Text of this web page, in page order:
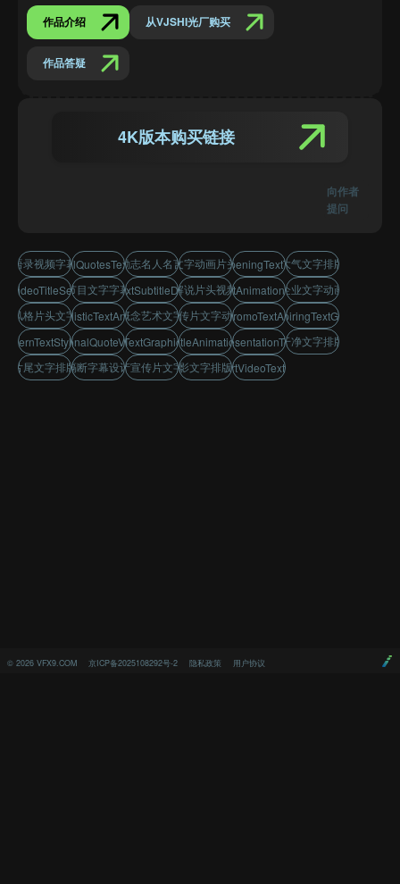
© 2026 VFX9.COM 京ICP备2025108292号-2 隐私政策 用户协议
作品介绍 从VJSHI光厂购买
作品答疑
4K版本购买链接
向作者
提问
语录视频字幕模板
motivationalQuotesTextAnimation
青春励志名人名言文字时尚文字动画片头效果
legantOpeningTextTemplate
简约大气文字排版模板
访谈节目文字字幕设计sticTextSubtitleDesign旁白解说片头视频模板
fashionTextAnimationForOpener
公司企业文字动画片头
风格片头文字效果
minimalisticTextAnimation
唯美概念艺术文字排版
企业宣传片文字动画效果
lEstatePromoTextAnimation
hfulInspiringTextGraphics
nspirationalQuoteVideoText
nterviewTextGraphicsDesign
leanSubtitleAnimationForFilm
mpanyPresentationTextDesign
简洁干净文字排版模板
片尾文字排版设计
文字隔断字幕设计模板房地产宣传片文字设计微电影文字排版设计
nceptArtVideoTextSubtitle